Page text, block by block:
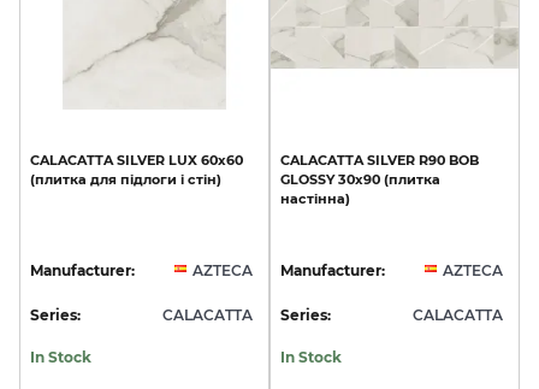
CALACATTA SILVER LUX 60x60
(плитка для підлоги і стін)
Manufacturer: AZTECA
Series: CALACATTA
In Stock
CALACATTA SILVER R90 BOB
GLOSSY 30х90 (плитка
настінна)
Manufacturer: AZTECA
Series: CALACATTA
In Stock